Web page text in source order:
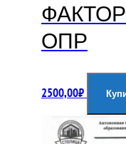
ОПР
2500,00₽